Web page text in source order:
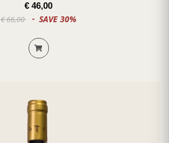
€ 46,00
€ 66,00 SAVE 30%